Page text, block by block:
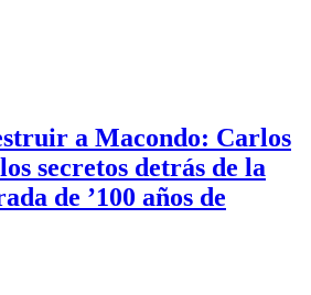
a Macondo: Carlos
secretos detrás de la
de ’100 años de